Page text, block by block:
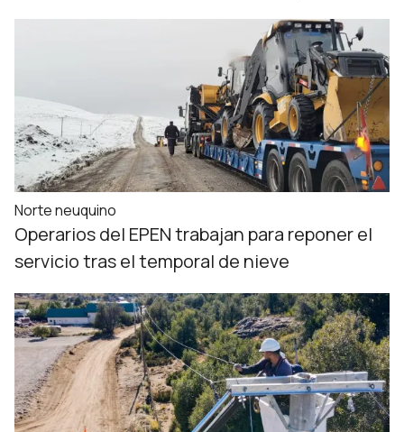
Norte neuquino
Operarios del EPEN trabajan para reponer el
servicio tras el temporal de nieve